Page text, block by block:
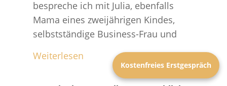
bespreche ich mit Julia, ebenfalls
Mama eines zweijährigen Kindes,
selbstständige Business-Frau und
Weiterlesen
Kostenfreies Erstgespräch